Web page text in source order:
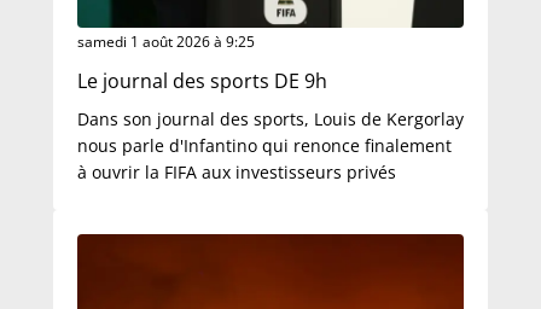
samedi 1 août 2026 à 9:25
Le journal des sports DE 9h
Dans son journal des sports, Louis de Kergorlay
nous parle d'Infantino qui renonce finalement
à ouvrir la FIFA aux investisseurs privés